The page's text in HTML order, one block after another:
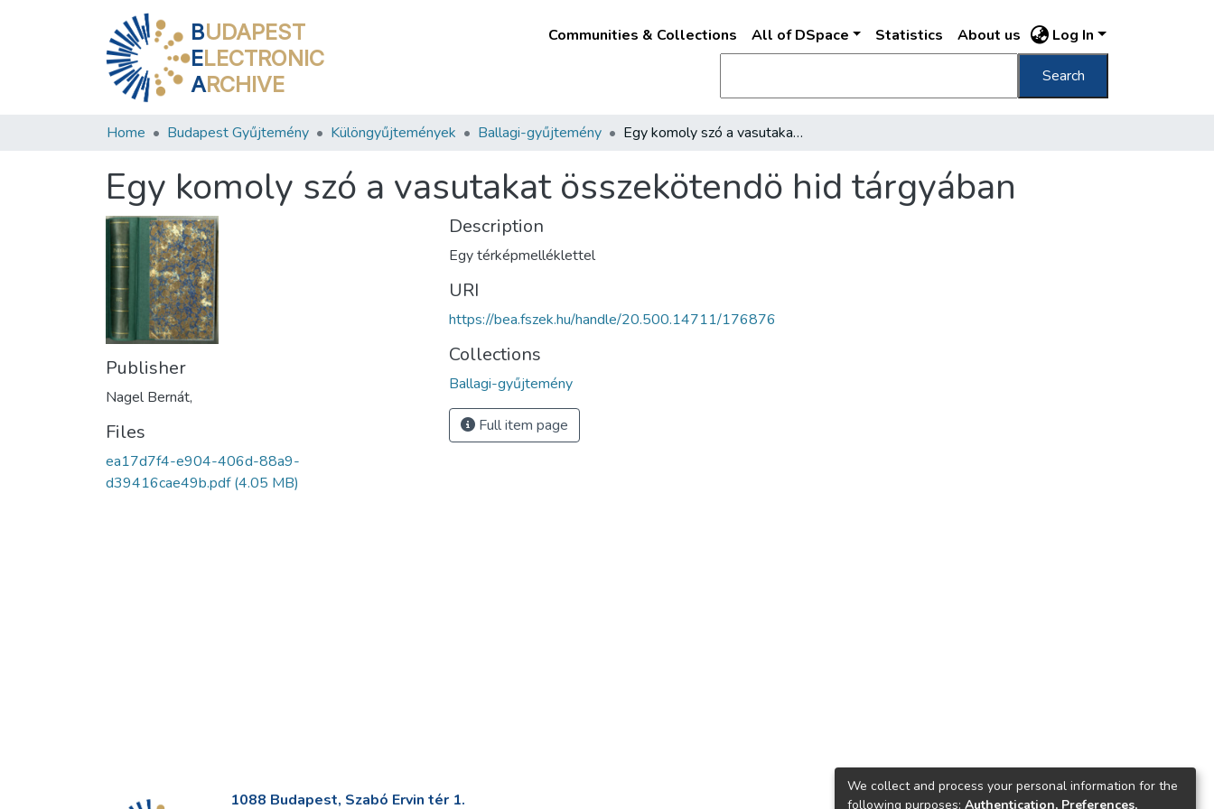
BUDAPEST
ELECTRONIC
ARCHIVE
Communities & Collections All of DSpace Statistics About us Log In
Search
Home Budapest Gyűjtemény Különgyűjtemények Ballagi-gyűjtemény Egy komoly szó a vasutakat összekötendö hid tárgyában
Egy komoly szó a vasutakat összekötendö hid tárgyában
Publisher
Nagel Bernát,
Files
ea17d7f4-e904-406d-88a9-
d39416cae49b.pdf(4.05 MB)
Description
Egy térképmelléklettel
URI
https://bea.fszek.hu/handle/20.500.14711/176876
Collections
Ballagi-gyűjtemény
Full item page
1088 Budapest, Szabó Ervin tér 1.
We collect and process your personal information for the
following purposes: Authentication, Preferences,